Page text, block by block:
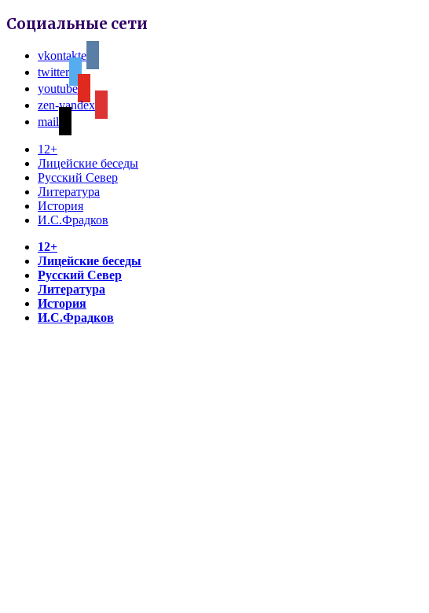
Социальные сети
vkontakte
twitter
youtube
zen-yandex
mail
12+
Лицейские беседы
Русский Север
Литература
История
И.С.Фрадков
12+
Лицейские беседы
Русский Север
Литература
История
И.С.Фрадков